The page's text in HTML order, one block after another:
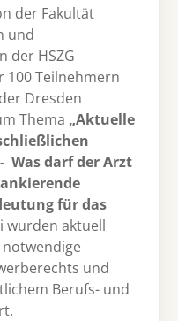
der Fakultät
und
der HSZG
Teilnehmern
Dresden
Thema „Aktuelle
Was darf der Arzt
für das
wurden aktuell
und
Berufs- und